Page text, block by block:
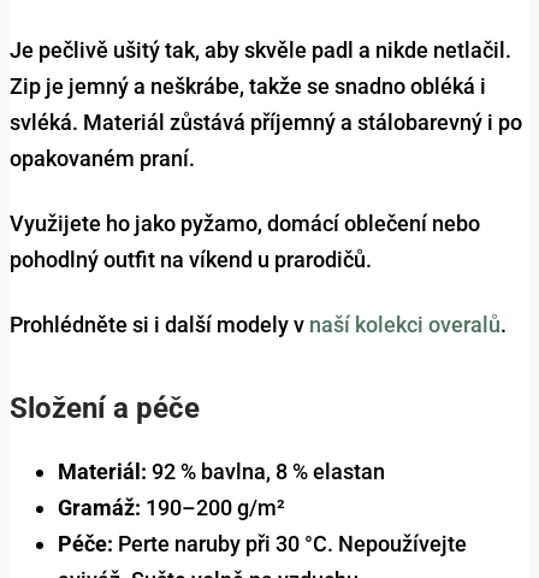
Je pečlivě ušitý tak, aby skvěle padl a nikde netlačil.
Zip je jemný a neškrábe, takže se snadno obléká i
svléká. Materiál zůstává příjemný a stálobarevný i po
opakovaném praní.
Využijete ho jako pyžamo, domácí oblečení nebo
pohodlný outfit na víkend u prarodičů.
Prohlédněte si i další modely v naší kolekci overalů.
Složení a péče
Materiál: 92 % bavlna, 8 % elastan
Gramáž: 190–200 g/m²
Péče: Perte naruby při 30 °C. Nepoužívejte